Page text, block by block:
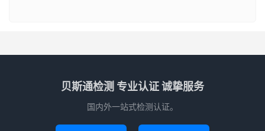
贝斯通检测 专业认证 诚挚服务
国内外一站式检测认证。